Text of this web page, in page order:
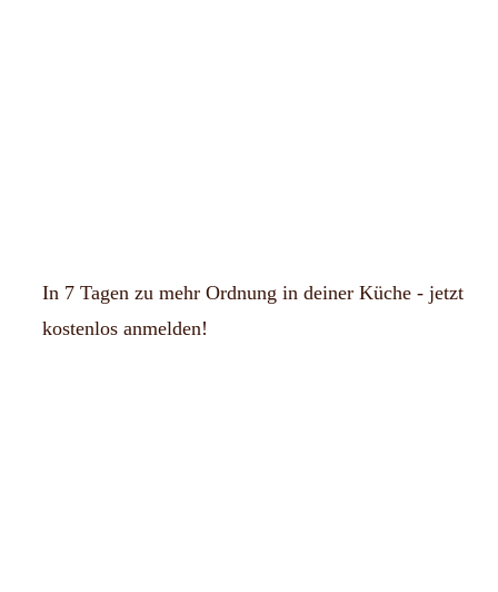
In 7 Tagen zu mehr Ordnung in deiner Küche - jetzt
kostenlos anmelden!